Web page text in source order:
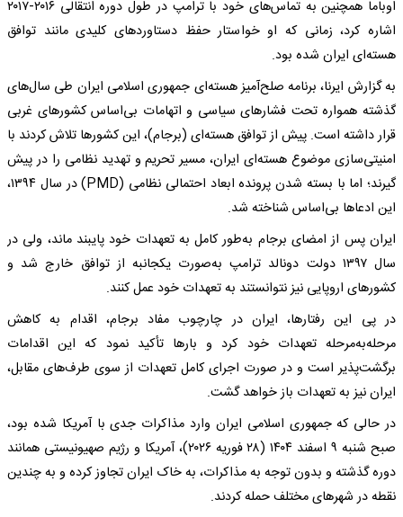
اوباما همچنین به تماس‌های خود با ترامپ در طول دوره انتقالی ۲۰۱۶-۲۰۱۷
اشاره کرد، زمانی که او خواستار حفظ دستاوردهای کلیدی مانند توافق
هسته‌ای ایران شده بود.
به گزارش ایرنا، برنامه صلح‌آمیز هسته‌ای جمهوری اسلامی ایران طی سال‌های
گذشته همواره تحت فشارهای سیاسی و اتهامات بی‌اساس کشورهای غربی
قرار داشته است. پیش از توافق هسته‌ای (برجام)، این کشورها تلاش کردند با
امنیتی‌سازی موضوع هسته‌ای ایران، مسیر تحریم و تهدید نظامی را در پیش
گیرند؛ اما با بسته شدن پرونده ابعاد احتمالی نظامی (PMD) در سال ۱۳۹۴،
این ادعاها بی‌اساس شناخته شد.
ایران پس از امضای برجام به‌طور کامل به تعهدات خود پایبند ماند، ولی در
سال ۱۳۹۷ دولت دونالد ترامپ به‌صورت یکجانبه از توافق خارج شد و
کشورهای اروپایی نیز نتوانستند به تعهدات خود عمل کنند.
در پی این رفتارها، ایران در چارچوب مفاد برجام، اقدام به کاهش
مرحله‌به‌مرحله تعهدات خود کرد و بارها تأکید نمود که این اقدامات
برگشت‌پذیر است و در صورت اجرای کامل تعهدات از سوی طرف‌های مقابل،
ایران نیز به تعهدات باز خواهد گشت.
در حالی که جمهوری اسلامی ایران وارد مذاکرات جدی با آمریکا شده بود،
صبح شنبه ۹ اسفند ۱۴۰۴ (۲۸ فوریه ۲۰۲۶)، آمریکا و رژیم صهیونیستی همانند
دوره گذشته و بدون توجه به مذاکرات، به خاک ایران تجاوز کرده و به چندین
نقطه در شهرهای مختلف حمله کردند.